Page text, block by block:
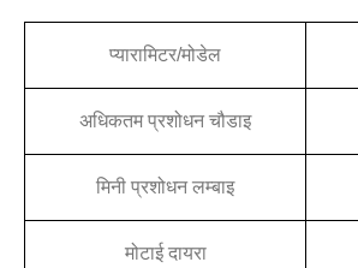
प्यारामिटर/मोडेल
अधिकतम प्रशोधन चौडाइ
मिनी प्रशोधन लम्बाइ
मोटाई दायरा